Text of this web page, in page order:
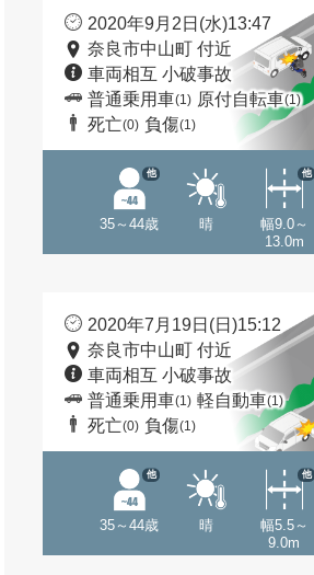
2020年9月2日(水)13:47
奈良市中山町 付近
車両相互 小破事故
普通乗用車(1) 原付自転車(1)
死亡(0) 負傷(1)
35～44歳
他
晴
幅9.0～
13.0m
他
2020年7月19日(日)15:12
奈良市中山町 付近
車両相互 小破事故
普通乗用車(1) 軽自動車(1)
死亡(0) 負傷(1)
35～44歳
他
晴
幅5.5～
9.0m
他